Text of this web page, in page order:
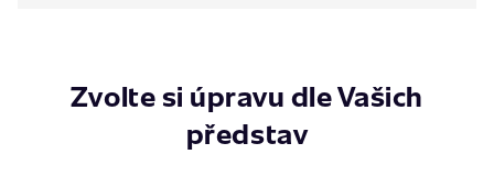
Zvolte si úpravu dle Vašich
představ